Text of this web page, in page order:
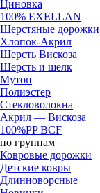
Циновка
100% EXELLAN
Шерстяные дорожки
Хлопок-Акрил
Шерсть Вискоза
Шерсть и шелк
Мутон
Полиэстер
Стекловолокна
Акрил — Вискоза
100%PP BCF
по группам
Ковровые дорожки
Детские ковры
Длинноворсные